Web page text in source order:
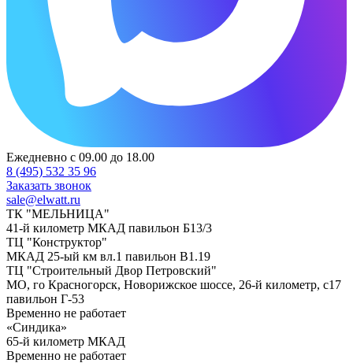
Ежедневно с 09.00 до 18.00
8 (495) 532 35 96
Заказать звонок
sale@elwatt.ru
ТК "МЕЛЬНИЦА"
41-й километр МКАД павильон Б13/3
ТЦ "Конструктор"
МКАД 25-ый км вл.1 павильон В1.19
ТЦ "Строительный Двор Петровский"
МО, го Красногорск, Новорижское шоссе, 26-й километр, с17
павильон Г-53
Временно не работает
«Синдика»
65-й километр МКАД
Временно не работает